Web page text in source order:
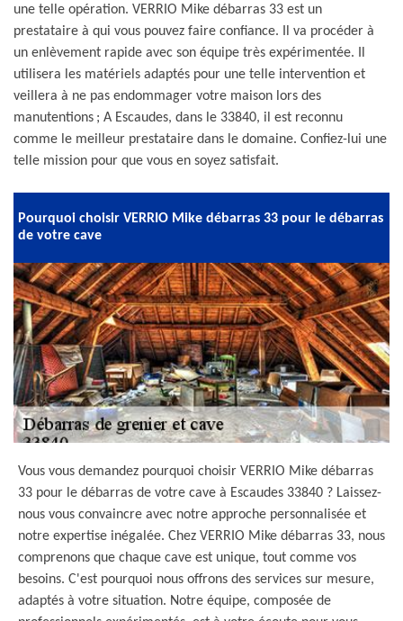
une telle opération. VERRIO Mike débarras 33 est un
prestataire à qui vous pouvez faire confiance. Il va procéder à
un enlèvement rapide avec son équipe très expérimentée. Il
utilisera les matériels adaptés pour une telle intervention et
veillera à ne pas endommager votre maison lors des
manutentions ; A Escaudes, dans le 33840, il est reconnu
comme le meilleur prestataire dans le domaine. Confiez-lui une
telle mission pour que vous en soyez satisfait.
Pourquoi choisir VERRIO Mike débarras 33 pour le débarras
de votre cave
Vous vous demandez pourquoi choisir VERRIO Mike débarras
33 pour le débarras de votre cave à Escaudes 33840 ? Laissez-
nous vous convaincre avec notre approche personnalisée et
notre expertise inégalée. Chez VERRIO Mike débarras 33, nous
comprenons que chaque cave est unique, tout comme vos
besoins. C'est pourquoi nous offrons des services sur mesure,
adaptés à votre situation. Notre équipe, composée de